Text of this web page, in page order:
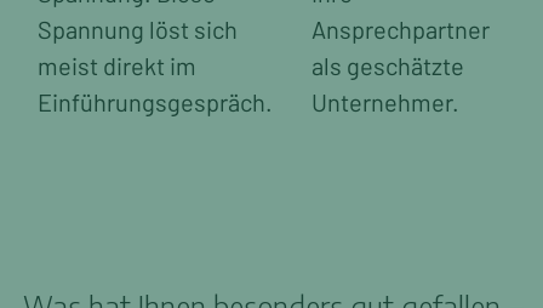
Spannung löst sich
meist direkt im
Einführungsgespräch.
Ansprechpartner
als geschätzte
Unternehmer.